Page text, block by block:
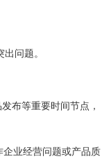
问题。
布等重要时间节点，
业经营问题或产品质